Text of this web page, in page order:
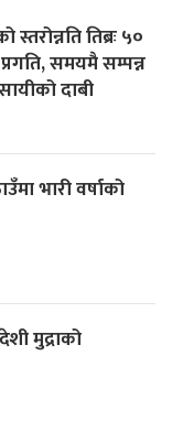
स्तरोन्नति तिब्रः ५०
समयमै सम्पन्न
दाबी
भारी वर्षाको
मुद्राको